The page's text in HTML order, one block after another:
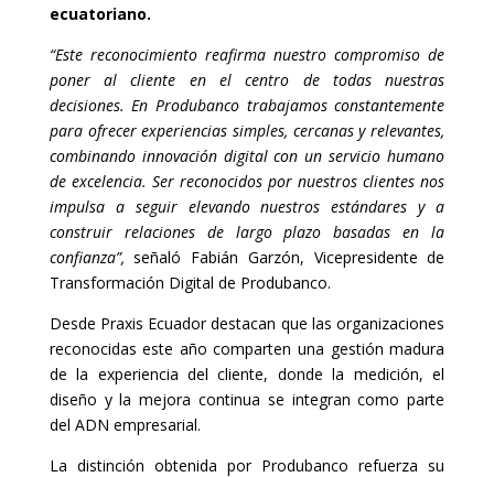
ecuatoriano.
“Este reconocimiento reafirma nuestro compromiso de
poner al cliente en el centro de todas nuestras
decisiones. En Produbanco trabajamos constantemente
para ofrecer experiencias simples, cercanas y relevantes,
combinando innovación digital con un servicio humano
de excelencia. Ser reconocidos por nuestros clientes nos
impulsa a seguir elevando nuestros estándares y a
construir relaciones de largo plazo basadas en la
confianza”,señaló Fabián Garzón, Vicepresidente de
Transformación Digital de Produbanco.
Desde Praxis Ecuador destacan que las organizaciones
reconocidas este año comparten una gestión madura
de la experiencia del cliente, donde la medición, el
diseño y la mejora continua se integran como parte
del ADN empresarial.
La distinción obtenida por Produbanco refuerza su